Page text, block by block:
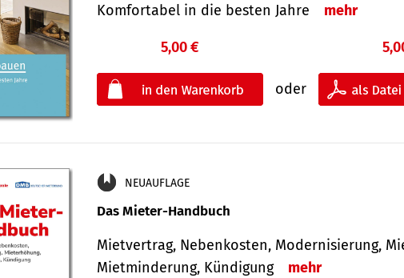
Komfortabel in die besten Jahre mehr
5,00 €
oder
NEUAUFLAGE
Das Mieter-Handbuch
Mietvertrag, Nebenkosten, Modernisierung,
Mietminderung, Kündigung
mehr